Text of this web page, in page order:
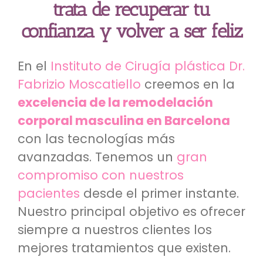
trata de recuperar tu
confianza y volver a ser feliz
En el Instituto de Cirugía plástica Dr.
Fabrizio Moscatiello creemos en la
excelencia de la remodelación
corporal masculina en Barcelona
con las tecnologías más
avanzadas. Tenemos un gran
compromiso con nuestros
pacientes desde el primer instante.
Nuestro principal objetivo es ofrecer
siempre a nuestros clientes los
mejores tratamientos que existen.